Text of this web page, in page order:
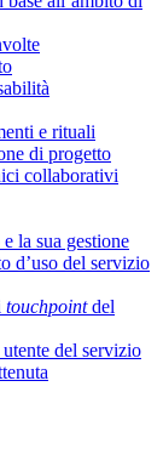
e rituali
di progetto
collaborativi
la sua gestione
d’uso del servizio
touchpointdel
del servizio